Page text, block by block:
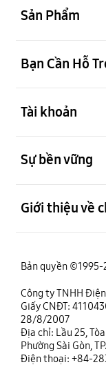
Sản Phẩm
Bạn Cần Hỗ
Tài khoản
Sự bền vững
Giới thiệu về
Bản quyền
Công ty TNHH
Giấy CNĐT:
28/8/2007
Địa chỉ: Lầu 25,
Phường Sài Gòn,
Điện thoại: +84-